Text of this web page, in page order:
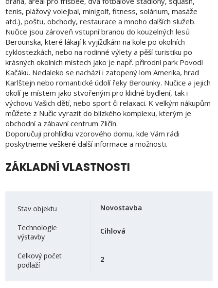
tenis, plážový volejbal, minigolf, fitness, solárium, masáže
atd.), poštu, obchody, restaurace a mnoho dalších služeb.
Nučice jsou zároveň vstupní branou do kouzelných lesů
Berounska, které lákají k vyjížďkám na kole po okolních
cyklostezkách, nebo na rodinné výlety a pěší turistiku po
krásných okolních místech jako je např. přírodní park Povodí
Kačáku. Nedaleko se nachází i zatopený lom Amerika, hrad
Karlštejn nebo romantické údolí řeky Berounky. Nučice a jejich
okolí je místem jako stvořeným pro klidné bydlení, tak i
výchovu Vašich dětí, nebo sport či relaxaci. K velkým nákupům
můžete z Nučic vyrazit do blízkého komplexu, kterým je
obchodní a zábavní centrum Zličín.
Doporučuji prohlídku vzorového domu, kde Vám rádi
poskytneme veškeré další informace a možnosti.
ZÁKLADNÍ VLASTNOSTI
Stav objektu Novostavba
Technologie
výstavby
Cihlová
Celkový počet
podlaží
2